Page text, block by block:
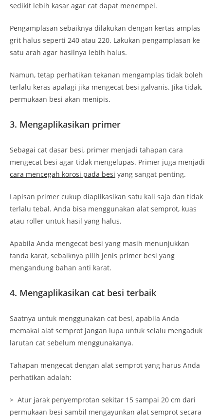
sedikit lebih kasar agar cat dapat menempel.
Pengamplasan sebaiknya dilakukan dengan kertas amplas
grit halus seperti 240 atau 220. Lakukan pengamplasan ke
satu arah agar hasilnya lebih halus.
Namun, tetap perhatikan tekanan mengamplas tidak boleh
terlalu keras apalagi jika mengecat besi galvanis. Jika tidak,
permukaan besi akan menipis.
3. Mengaplikasikan primer
Sebagai cat dasar besi, primer menjadi tahapan cara
mengecat besi agar tidak mengelupas. Primer juga menjadi
cara mencegah korosi pada besi yang sangat penting.
Lapisan primer cukup diaplikasikan satu kali saja dan tidak
terlalu tebal. Anda bisa menggunakan alat semprot, kuas
atau roller untuk hasil yang halus.
Apabila Anda mengecat besi yang masih menunjukkan
tanda karat, sebaiknya pilih jenis primer besi yang
mengandung bahan anti karat.
4. Mengaplikasikan cat besi terbaik
Saatnya untuk menggunakan cat besi, apabila Anda
memakai alat semprot jangan lupa untuk selalu mengaduk
larutan cat sebelum menggunakanya.
Tahapan mengecat dengan alat semprot yang harus Anda
perhatikan adalah:
> Atur jarak penyemprotan sekitar 15 sampai 20 cm dari
permukaan besi sambil mengayunkan alat semprot secara